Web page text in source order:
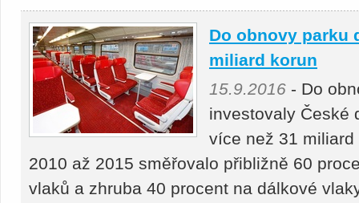
Do obnovy parku
miliard korun
15.9.2016 - Do
investovaly České
více než 31
2010 až 2015 směřovalo přibližně 60
vlaků a zhruba 40 procent na dálkové